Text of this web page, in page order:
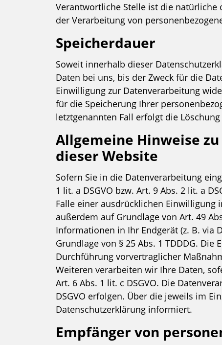
Verantwortliche Stelle ist die
der Verarbeitung von
Speicherdauer
Soweit innerhalb dieser
Daten bei uns, bis der Zweck für die
Einwilligung zur Datenverarbeitung
für die Speicherung Ihrer
letztgenannten Fall erfolgt die
Allgemeine Hinweise
dieser Website
Sofern Sie in die Datenverarbeitung
1 lit. a DSGVO bzw. Art. 9 Abs. 2 lit. a
Falle einer ausdrücklichen
außerdem auf Grundlage von Art. 49
Informationen in Ihr Endgerät (z. B. via
Grundlage von § 25 Abs. 1 TDDDG.
Durchführung vorvertraglicher
Weiteren verarbeiten wir Ihre Daten,
Art. 6 Abs. 1 lit. c DSGVO. Die
DSGVO erfolgen. Über die jeweils im
Datenschutzerklärung informiert.
Empfänger von